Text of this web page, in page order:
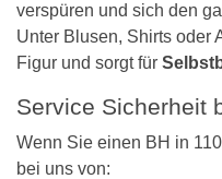
verspüren und sich den
Unter Blusen, Shirts oder
Figur und sorgt für
Service Sicherheit
Wenn Sie einen BH in
bei uns von: